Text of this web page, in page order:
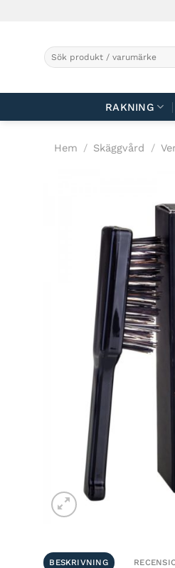
Sök
efter:
RAKNING
Hem / Skäggvård /
BESKRIVNING